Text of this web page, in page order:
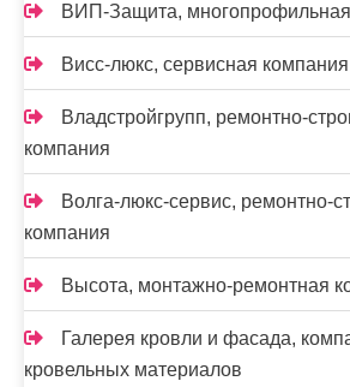
ВИП-Защита,
Висс-люкс, сервисная компания
Владстройгрупп, ремонтно-
компания
Волга-люкс-сервис, ремонтно-
компания
Высота, монтажно-ремонтная
Галерея кровли и фасада,
кровельных материалов